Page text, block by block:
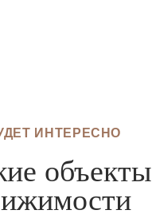
ИНТЕРЕСНО
объекты